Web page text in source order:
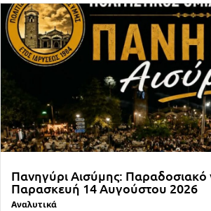
Πανηγύρι Αισύμης: Παραδοσιακό
Παρασκευή 14 Αυγούστου 2026
Αναλυτικά